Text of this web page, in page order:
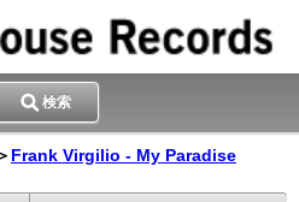
検索
Frank Virgilio - My Paradise